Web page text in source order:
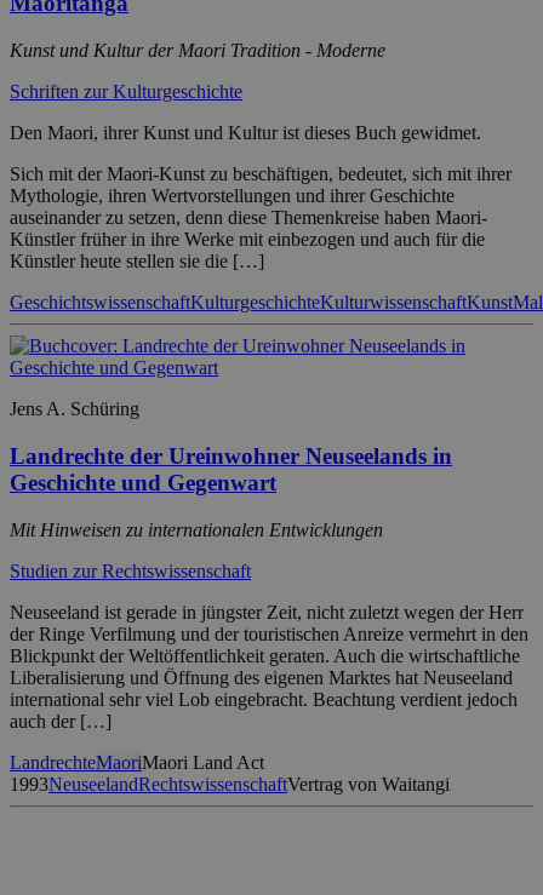
Kunst und Kultur der Maori Tradition - Moderne
Schriften zur Kulturgeschichte
Den Maori, ihrer Kunst und Kultur ist dieses Buch gewidmet.
Sich mit der Maori-Kunst zu beschäftigen, bedeutet, sich mit ihrer
Mythologie, ihren Wertvorstellungen und ihrer Geschichte
auseinander zu setzen, denn diese Themenkreise haben Maori-
Künstler früher in ihre Werke mit einbezogen und auch für die
Künstler heute stellen sie die […]
GeschichtswissenschaftKulturgeschichteKulturwissenschaftKunst
Jens A. Schüring
Landrechte der Ureinwohner Neuseelands in
Geschichte und Gegenwart
Mit Hinweisen zu internationalen Entwicklungen
Studien zur Rechtswissenschaft
Neuseeland ist gerade in jüngster Zeit, nicht zuletzt wegen der Herr
der Ringe Verfilmung und der touristischen Anreize vermehrt in den
Blickpunkt der Weltöffentlichkeit geraten. Auch die wirtschaftliche
Liberalisierung und Öffnung des eigenen Marktes hat Neuseeland
international sehr viel Lob eingebracht. Beachtung verdient jedoch
auch der […]
LandrechteMaoriMaori Land Act
1993NeuseelandRechtswissenschaftVertrag von Waitangi